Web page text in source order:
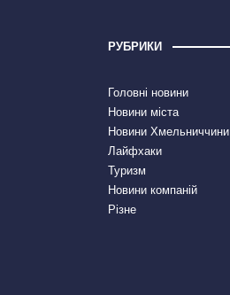
РУБРИКИ
Головні новини
Новини міста
Новини Хмельниччини
Лайфхаки
Туризм
Новини компаній
Різне